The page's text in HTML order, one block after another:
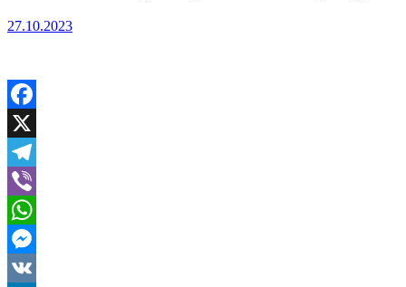
27.10.2023
Facebook
X
Telegram
Viber
WhatsApp
Messenger